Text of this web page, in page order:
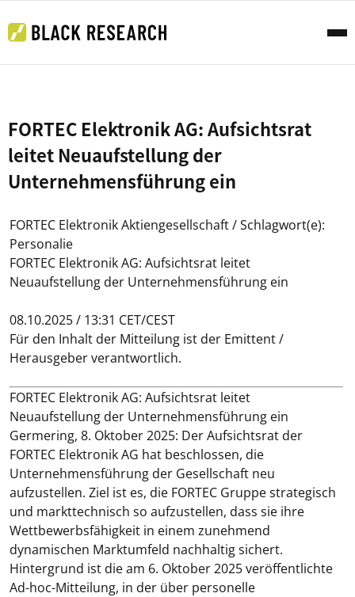
FORTEC Elektronik AG: Aufsichtsrat
leitet Neuaufstellung der
Unternehmensführung ein
FORTEC Elektronik Aktiengesellschaft / Schlagwort(e):
Personalie
FORTEC Elektronik AG: Aufsichtsrat leitet
Neuaufstellung der Unternehmensführung ein
08.10.2025 / 13:31 CET/CEST
Für den Inhalt der Mitteilung ist der Emittent /
Herausgeber verantwortlich.
FORTEC Elektronik AG: Aufsichtsrat leitet
Neuaufstellung der Unternehmensführung ein
Germering, 8. Oktober 2025: Der Aufsichtsrat der
FORTEC Elektronik AG hat beschlossen, die
Unternehmensführung der Gesellschaft neu
aufzustellen. Ziel ist es, die FORTEC Gruppe strategisch
und markttechnisch so aufzustellen, dass sie ihre
Wettbewerbsfähigkeit in einem zunehmend
dynamischen Marktumfeld nachhaltig sichert.
Hintergrund ist die am 6. Oktober 2025 veröffentlichte
Ad-hoc-Mitteilung, in der über personelle